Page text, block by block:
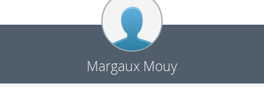
Margaux Mouy